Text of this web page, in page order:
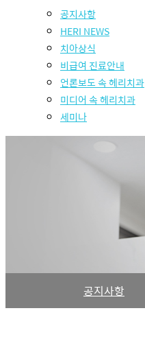
공지사항
HERI NEWS
치아상식
비급여 진료안내
언론보도 속 헤리치과
미디어 속 헤리치과
세미나
공지사항